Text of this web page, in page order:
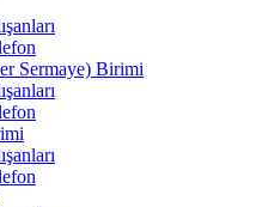
Sermaye) Birimi